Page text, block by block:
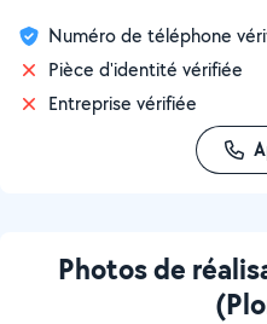
Numéro de téléphone
Pièce d'identité vérifiée
Entreprise vérifiée
Photos de